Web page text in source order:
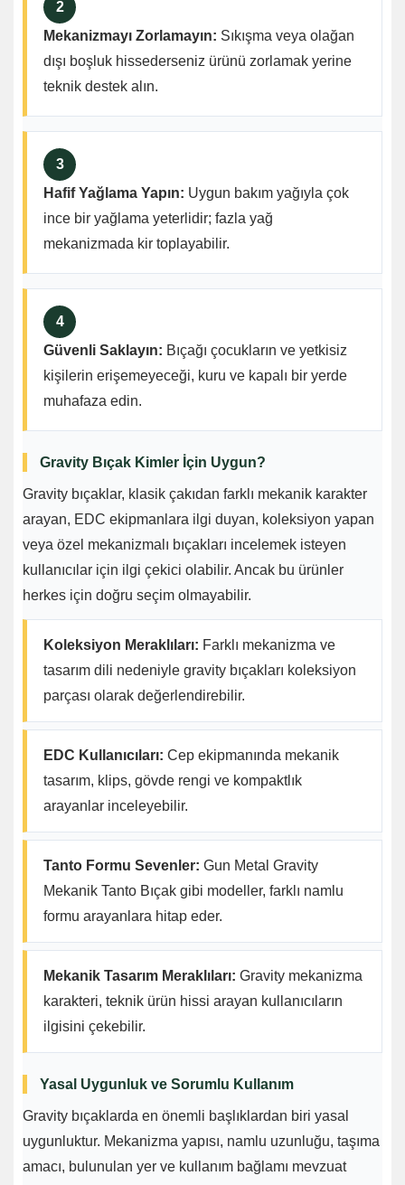
2
Mekanizmayı Zorlamayın: Sıkışma veya olağan
dışı boşluk hissederseniz ürünü zorlamak yerine
teknik destek alın.
3
Hafif Yağlama Yapın: Uygun bakım yağıyla çok
ince bir yağlama yeterlidir; fazla yağ
mekanizmada kir toplayabilir.
4
Güvenli Saklayın: Bıçağı çocukların ve yetkisiz
kişilerin erişemeyeceği, kuru ve kapalı bir yerde
muhafaza edin.
Gravity Bıçak Kimler İçin Uygun?
Gravity bıçaklar, klasik çakıdan farklı mekanik karakter
arayan, EDC ekipmanlara ilgi duyan, koleksiyon yapan
veya özel mekanizmalı bıçakları incelemek isteyen
kullanıcılar için ilgi çekici olabilir. Ancak bu ürünler
herkes için doğru seçim olmayabilir.
Koleksiyon Meraklıları: Farklı mekanizma ve
tasarım dili nedeniyle gravity bıçakları koleksiyon
parçası olarak değerlendirebilir.
EDC Kullanıcıları: Cep ekipmanında mekanik
tasarım, klips, gövde rengi ve kompaktlık
arayanlar inceleyebilir.
Tanto Formu Sevenler: Gun Metal Gravity
Mekanik Tanto Bıçak gibi modeller, farklı namlu
formu arayanlara hitap eder.
Mekanik Tasarım Meraklıları: Gravity mekanizma
karakteri, teknik ürün hissi arayan kullanıcıların
ilgisini çekebilir.
Yasal Uygunluk ve Sorumlu Kullanım
Gravity bıçaklarda en önemli başlıklardan biri yasal
uygunluktur. Mekanizma yapısı, namlu uzunluğu, taşıma
amacı, bulunulan yer ve kullanım bağlamı mevzuat